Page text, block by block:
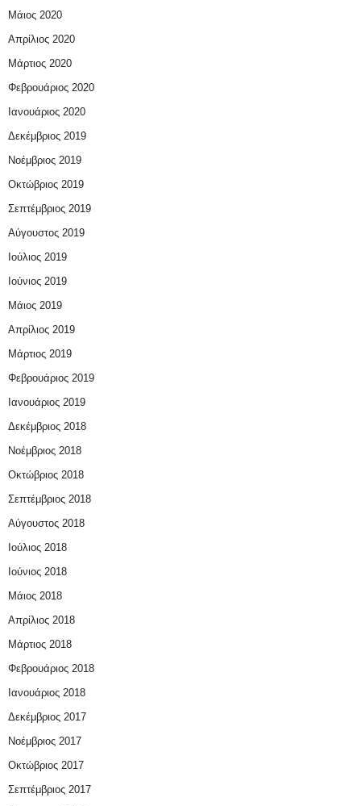
Μάιος 2020
Απρίλιος 2020
Μάρτιος 2020
Φεβρουάριος 2020
Ιανουάριος 2020
Δεκέμβριος 2019
Νοέμβριος 2019
Οκτώβριος 2019
Σεπτέμβριος 2019
Αύγουστος 2019
Ιούλιος 2019
Ιούνιος 2019
Μάιος 2019
Απρίλιος 2019
Μάρτιος 2019
Φεβρουάριος 2019
Ιανουάριος 2019
Δεκέμβριος 2018
Νοέμβριος 2018
Οκτώβριος 2018
Σεπτέμβριος 2018
Αύγουστος 2018
Ιούλιος 2018
Ιούνιος 2018
Μάιος 2018
Απρίλιος 2018
Μάρτιος 2018
Φεβρουάριος 2018
Ιανουάριος 2018
Δεκέμβριος 2017
Νοέμβριος 2017
Οκτώβριος 2017
Σεπτέμβριος 2017